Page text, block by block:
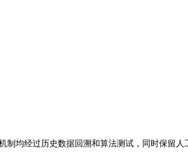
均经过历史数据回溯和算法测试，同时保留